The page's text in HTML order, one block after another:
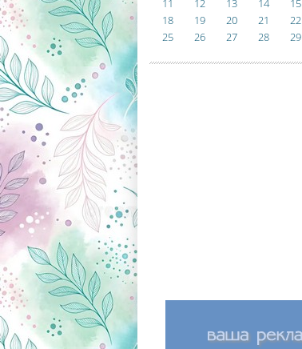
11
12 13 14 15
18
19 20 21 22
25
26 27 28 29